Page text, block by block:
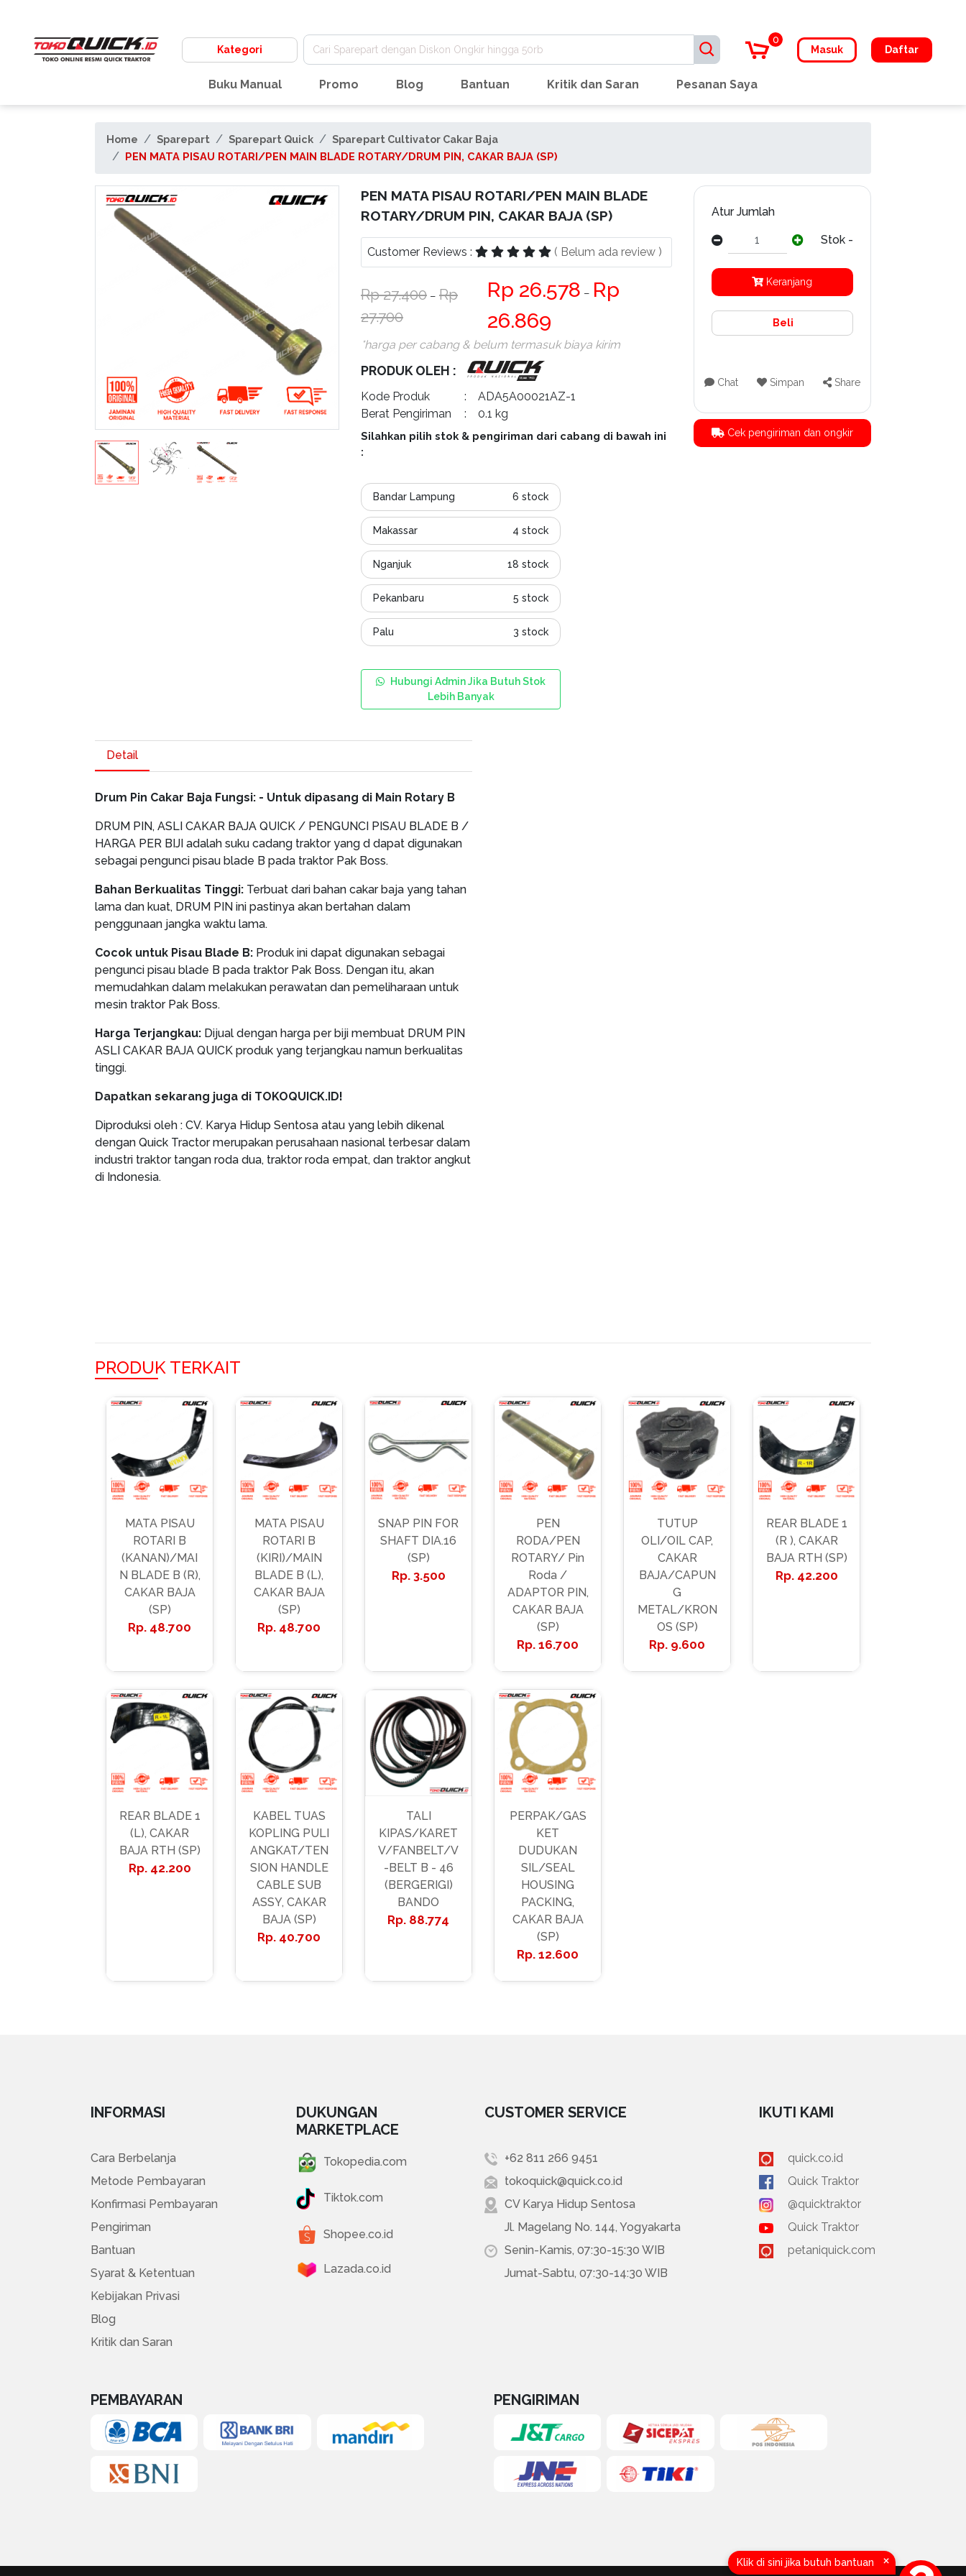
Klik di sini jika butuh bantuan ×
Kategori
0
Masuk
Daftar
Buku Manual Promo Blog Bantuan Kritik dan Saran Pesanan Saya
Home Sparepart Sparepart Quick
Sparepart Cultivator Cakar Baja
PEN MATA PISAU ROTARI/PEN MAIN BLADE ROTARY/DRUM PIN, CAKAR BAJA (SP)
PEN MATA PISAU ROTARI/PEN MAIN BLADE
ROTARY/DRUM PIN, CAKAR BAJA (SP)
Customer Reviews : ( Belum ada review )
27.400 −
27.700
26.578 −
26.869
*harga per cabang & belum termasuk biaya kirim
PRODUK OLEH :
Kode Produk
: ADA5A00021AZ-1
Berat Pengiriman
: 0.1 kg
Silahkan pilih stok & pengiriman dari cabang di bawah ini
:
Bandar Lampung 6 stock
Makassar 4 stock
Nganjuk 18 stock
Pekanbaru 5 stock
Palu 3 stock
Hubungi Admin Jika Butuh Stok
Lebih Banyak
Atur Jumlah
Stok -
Keranjang
Beli
Chat Simpan Share
Cek pengiriman dan ongkir
Detail
Drum Pin Cakar Baja Fungsi: - Untuk dipasang di Main Rotary B
DRUM PIN, ASLI CAKAR BAJA QUICK / PENGUNCI PISAU BLADE B /
HARGA PER BIJI adalah suku cadang traktor yang d dapat digunakan
sebagai pengunci pisau blade B pada traktor Pak Boss.
Bahan Berkualitas Tinggi: Terbuat dari bahan cakar baja yang tahan
lama dan kuat, DRUM PIN ini pastinya akan bertahan dalam
penggunaan jangka waktu lama.
Cocok untuk Pisau Blade B: Produk ini dapat digunakan sebagai
pengunci pisau blade B pada traktor Pak Boss. Dengan itu, akan
memudahkan dalam melakukan perawatan dan pemeliharaan untuk
mesin traktor Pak Boss.
Harga Terjangkau: Dijual dengan harga per biji membuat DRUM PIN
ASLI CAKAR BAJA QUICK produk yang terjangkau namun berkualitas
tinggi.
Dapatkan sekarang juga di TOKOQUICK.ID!
Diproduksi oleh : CV. Karya Hidup Sentosa atau yang lebih dikenal
dengan Quick Tractor merupakan perusahaan nasional terbesar dalam
industri traktor tangan roda dua, traktor roda empat, dan traktor angkut
di Indonesia.
PRODUK TERKAIT
MATA PISAU
ROTARI B
(KANAN)/MAI
N BLADE B (R),
CAKAR BAJA
(SP)
48.700
MATA PISAU
ROTARI B
(KIRI)/MAIN
BLADE B (L),
CAKAR BAJA
(SP)
48.700
SNAP PIN FOR
SHAFT DIA.16
(SP)
3.500
PEN
RODA/PEN
ROTARY/ Pin
Roda /
ADAPTOR PIN,
CAKAR BAJA
(SP)
16.700
TUTUP
OLI/OIL CAP,
CAKAR
BAJA/CAPUN
G
METAL/KRON
OS (SP)
9.600
REAR BLADE 1
(R ), CAKAR
BAJA RTH (SP)
42.200
REAR BLADE 1
(L), CAKAR
BAJA RTH (SP)
42.200
KABEL TUAS
KOPLING PULI
ANGKAT/TEN
SION HANDLE
CABLE SUB
ASSY, CAKAR
BAJA (SP)
40.700
TALI
KIPAS/KARET
V/FANBELT/V
-BELT B - 46
(BERGERIGI)
BANDO
88.774
PERPAK/GAS
KET
DUDUKAN
SIL/SEAL
HOUSING
PACKING,
CAKAR BAJA
(SP)
12.600
INFORMASI
Cara Berbelanja
Metode Pembayaran
Konfirmasi Pembayaran
Pengiriman
Bantuan
Syarat & Ketentuan
Kebijakan Privasi
Blog
Kritik dan Saran
DUKUNGAN
MARKETPLACE
Tokopedia.com
Tiktok.com
Shopee.co.id
Lazada.co.id
CUSTOMER SERVICE
+62 811 266 9451
tokoquick@quick.co.id
CV Karya Hidup Sentosa
Jl. Magelang No. 144, Yogyakarta
Senin-Kamis, 07:30-15:30 WIB
Jumat-Sabtu, 07:30-14:30 WIB
IKUTI KAMI
quick.co.id
Quick Traktor
@quicktraktor
Quick Traktor
petaniquick.com
PEMBAYARAN PENGIRIMAN